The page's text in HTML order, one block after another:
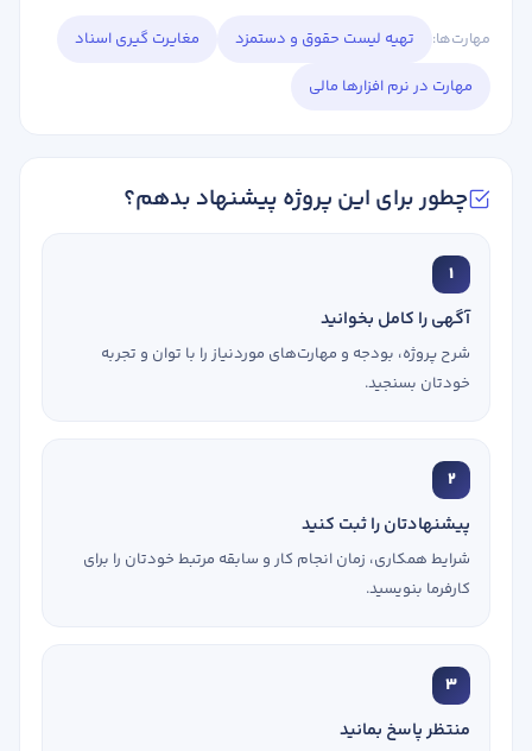
مهارت‌ها: تهیه لیست حقوق و دستمزد
مغایرت گیری اسناد
مهارت در نرم افزارها مالی
چطور برای این پروژه پیشنهاد بدهم؟
1
آگهی را کامل بخوانید
شرح پروژه، بودجه و مهارت‌های موردنیاز را با توان و تجربه
خودتان بسنجید.
2
پیشنهادتان را ثبت کنید
شرایط همکاری، زمان انجام کار و سابقه مرتبط خودتان را برای
کارفرما بنویسید.
3
منتظر پاسخ بمانید